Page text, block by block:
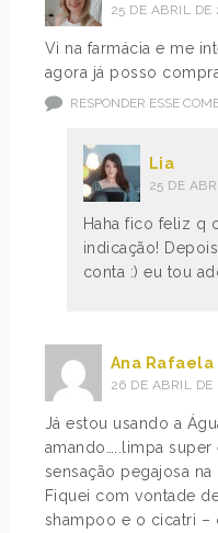
25 DE ABRIL
Vi na farmácia e me
agora já posso
RESPONDER ESSE
Lia
25 DE
Haha fico feliz q
indicação!
conta :) eu tou
Ana Rafaela
26 DE ABRIL
Já estou usando a
amando…..limpa super
sensação pegajosa na
Fiquei com vontade
shampoo e o cicatri –